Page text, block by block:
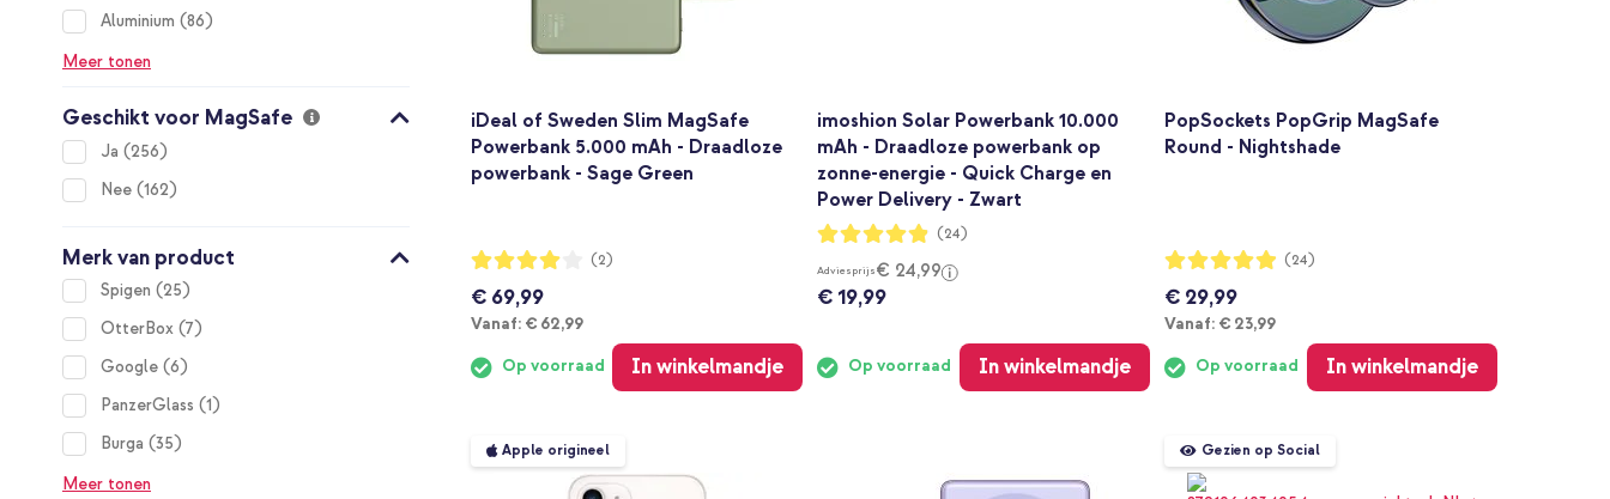
iDeal of Sweden Slim MagSafe
Powerbank 5.000 mAh - Draadloze
powerbank - Sage Green
Waardering:
80%
(2)
€ 69,99
Vanaf: Vanaf
€ 62,99
Op voorraad In winkelmandje
imoshion Solar Powerbank 10.000
mAh - Draadloze powerbank op
zonne-energie - Quick Charge en
Power Delivery - Zwart
Waardering:
96%
(24)
Adviesprijs€ 24,99
€ 19,99
Op voorraad In winkelmandje
PopSockets PopGrip MagSafe
Round - Nightshade
Waardering:
98%
(24)
€ 29,99
Vanaf: Vanaf
€ 23,99
Op voorraad In winkelmandje
Apple origineel Gezien op Social
Aluminium
86
items
Meer tonen
Geschikt voor MagSafe
Ja 256
items
Nee 162
items
Merk van product
Spigen 25
items
OtterBox 7
items
Google 6
items
PanzerGlass
1
item
Burga
35
items
Meer tonen